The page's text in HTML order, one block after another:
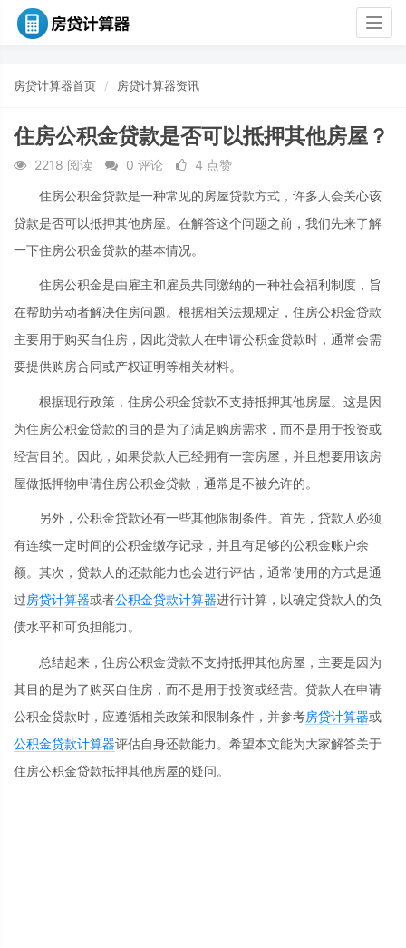
房贷计算器首页 房贷计算器资讯
住房公积金贷款是否可以抵押其他房屋？
2218 阅读 0 评论
4 点赞
住房公积金贷款是一种常见的房屋贷款方式，许多人会关心该
贷款是否可以抵押其他房屋。在解答这个问题之前，我们先来了解
一下住房公积金贷款的基本情况。
住房公积金是由雇主和雇员共同缴纳的一种社会福利制度，旨
在帮助劳动者解决住房问题。根据相关法规规定，住房公积金贷款
主要用于购买自住房，因此贷款人在申请公积金贷款时，通常会需
要提供购房合同或产权证明等相关材料。
根据现行政策，住房公积金贷款不支持抵押其他房屋。这是因
为住房公积金贷款的目的是为了满足购房需求，而不是用于投资或
经营目的。因此，如果贷款人已经拥有一套房屋，并且想要用该房
屋做抵押物申请住房公积金贷款，通常是不被允许的。
另外，公积金贷款还有一些其他限制条件。首先，贷款人必须
有连续一定时间的公积金缴存记录，并且有足够的公积金账户余
额。其次，贷款人的还款能力也会进行评估，通常使用的方式是通
过房贷计算器或者公积金贷款计算器进行计算，以确定贷款人的负
债水平和可负担能力。
总结起来，住房公积金贷款不支持抵押其他房屋，主要是因为
其目的是为了购买自住房，而不是用于投资或经营。贷款人在申请
公积金贷款时，应遵循相关政策和限制条件，并参考房贷计算器或
公积金贷款计算器评估自身还款能力。希望本文能为大家解答关于
住房公积金贷款抵押其他房屋的疑问。